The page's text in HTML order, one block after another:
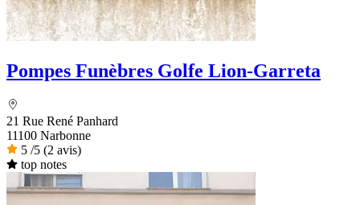
Pompes Funèbres Golfe Lion-Garreta
21 Rue René Panhard
11100 Narbonne
5 /5 (2 avis)
top notes